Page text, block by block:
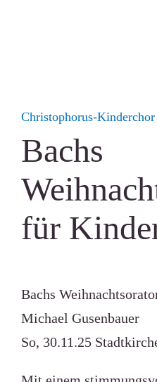
Bachs
für
Christophorus-Kinderchor
Bachs
Michael Gusenbauer
So, 30.11.25